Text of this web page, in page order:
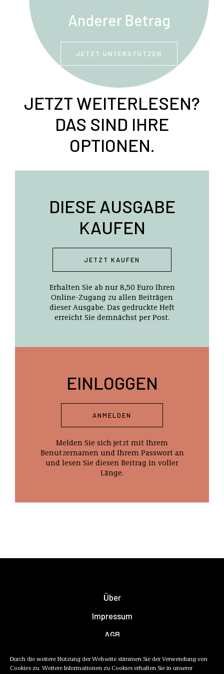
Durch die weitere Nutzung der Webseite stimmen Sie der Verwendung von
Cookies zu. Weitere Informationen zu Cookies erhalten Sie in unserer
diesem Roman maßgeblich zur
Neubewertung des Genres
beigetragen.
JETZT WEITERLESEN?
DAS SIND IHRE
OPTIONEN.
DIESE AUSGABE
KAUFEN
JETZT KAUFEN
Erhalten Sie ab nur 8,50 Euro Ihren
Online-Zugang zu allen Beiträgen
dieser Ausgabe. Das gedruckte Heft
erreicht Sie demnächst per Post.
EINLOGGEN
ANMELDEN
Melden Sie sich jetzt mit Ihrem
Benutzernamen und Ihrem Passwort an
und lesen Sie diesen Beitrag in voller
Länge.
Anderer Betrag
JETZT UNTERSTÜTZEN
Über
Impressum
AGB
Newsletter